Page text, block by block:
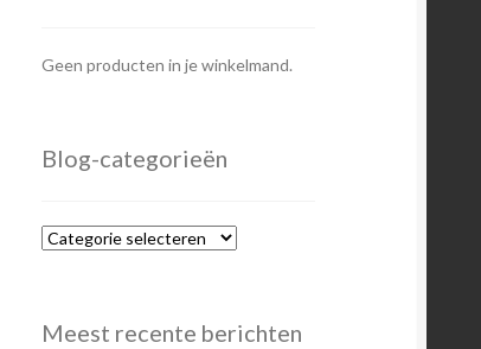
Geen producten in je winkelmand.
Blog-categorieën
Blog-
Meest recente berichten